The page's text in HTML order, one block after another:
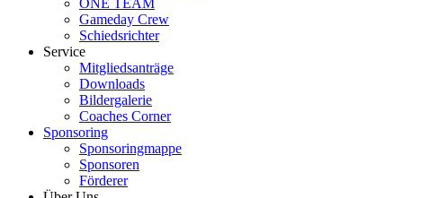
ONE TEAM
Gameday Crew
Schiedsrichter
Service
Mitgliedsanträge
Downloads
Bildergalerie
Coaches Corner
Sponsoring
Sponsoringmappe
Sponsoren
Förderer